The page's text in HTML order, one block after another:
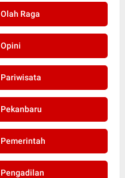
Olah Raga
Opini
Pariwisata
Pekanbaru
Pemerintah
Pengadilan